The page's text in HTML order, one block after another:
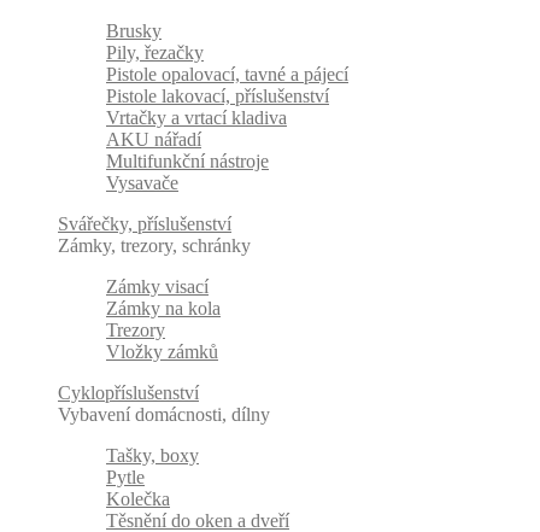
Brusky
Pily, řezačky
Pistole opalovací, tavné a pájecí
Pistole lakovací, příslušenství
Vrtačky a vrtací kladiva
AKU nářadí
Multifunkční nástroje
Vysavače
Svářečky, příslušenství
Zámky, trezory, schránky
Zámky visací
Zámky na kola
Trezory
Vložky zámků
Cyklopříslušenství
Vybavení domácnosti, dílny
Tašky, boxy
Pytle
Kolečka
Těsnění do oken a dveří